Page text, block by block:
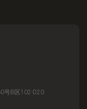
号B区102-D20